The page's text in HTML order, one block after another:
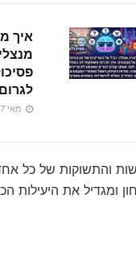
איך
מאי 7, 2026
והתשוקות של כל
ומגדיל את היעילות